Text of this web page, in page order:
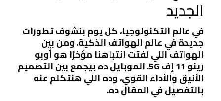
الجديد
في عالم التكنولوجيا، كل يوم بنشوف تطورات
جديدة في عالم الهواتف الذكية. ومن بين
الهواتف اللي لفتت انتباهنا مؤخرًا هوأوبو
رينو 11 إف 5G . الموبايل ده بيجمع بين التصميم
الأنيق والأداء القوي، وده اللي هنتكلم عنه
بالتفصيل في المقال ده.